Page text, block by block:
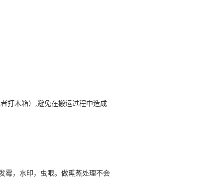
打木箱）,避免在搬运过程中造成
霉，水印，虫眼。做熏蒸处理不会